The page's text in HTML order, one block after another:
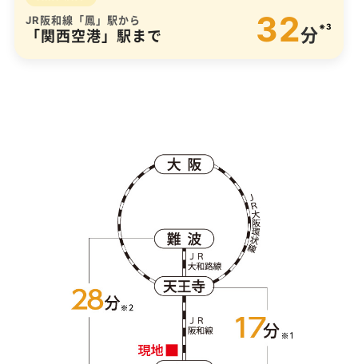
JR阪和線「鳳」駅から
「関西空港」駅まで 32分※3